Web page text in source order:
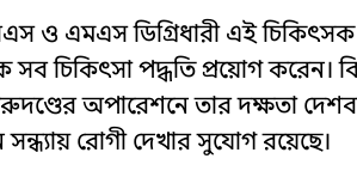
ও এমএস ডিগ্রিধারী এই চিকিৎসক
চিকিৎসা পদ্ধতি প্রয়োগ করেন।
অপারেশনে তার দক্ষতা
সন্ধ্যায় রোগী দেখার সুযোগ রয়েছে।